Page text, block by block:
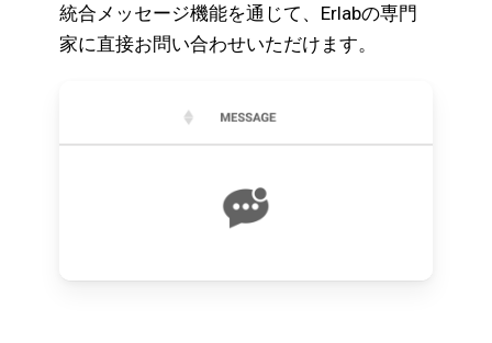
統合メッセージ機能を通じて、Erlabの専門
家に直接お問い合わせいただけます。